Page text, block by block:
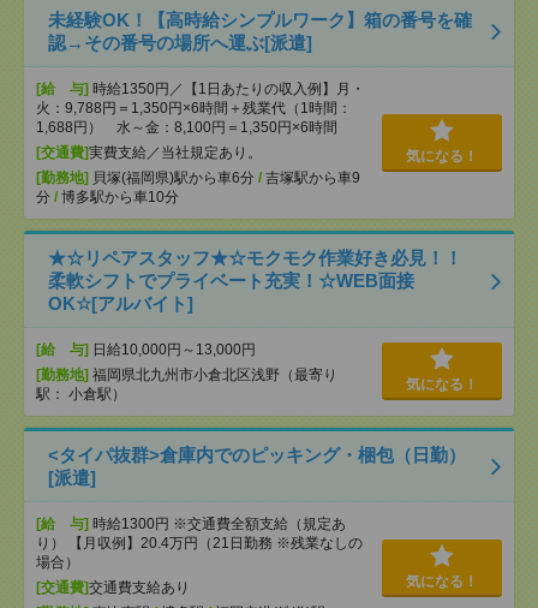
未経験OK！【高時給シンプルワーク】箱の番号を確
認→その番号の場所へ運ぶ[派遣]
[給 与] 時給1350円／【1日あたりの収入例】月・
火：9,788円＝1,350円×6時間＋残業代（1時間：
1,688円） 水～金：8,100円＝1,350円×6時間
[交通費]実費支給／当社規定あり。
[勤務地] 貝塚(福岡県)駅から車6分 / 吉塚駅から車9
分 / 博多駅から車10分
気になる！
★☆リペアスタッフ★☆モクモク作業好き必見！！
柔軟シフトでプライベート充実！☆WEB面接
OK☆[アルバイト]
[給 与] 日給10,000円～13,000円
[勤務地] 福岡県北九州市小倉北区浅野（最寄り
駅： 小倉駅）
気になる！
<タイパ抜群>倉庫内でのピッキング・梱包（日勤）
[派遣]
[給 与] 時給1300円 ※交通費全額支給（規定あ
り） 【月収例】20.4万円（21日勤務 ※残業なしの
場合）
[交通費]交通費支給あり
気になる！